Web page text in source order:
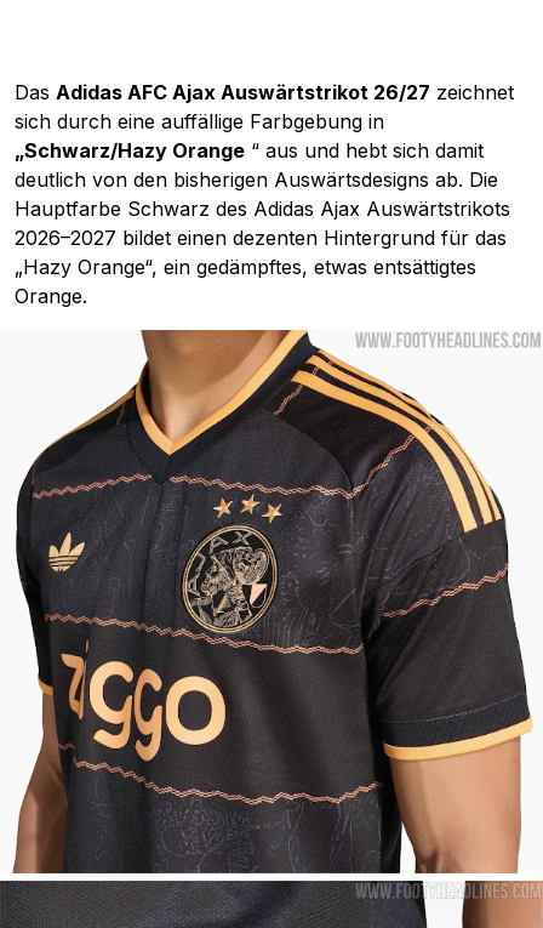
Das Adidas AFC Ajax Auswärtstrikot 26/27 zeichnet
sich durch eine auffällige Farbgebung in
„Schwarz/Hazy Orange “ aus und hebt sich damit
deutlich von den bisherigen Auswärtsdesigns ab. Die
Hauptfarbe Schwarz des Adidas Ajax Auswärtstrikots
2026–2027 bildet einen dezenten Hintergrund für das
„Hazy Orange“, ein gedämpftes, etwas entsättigtes
Orange.